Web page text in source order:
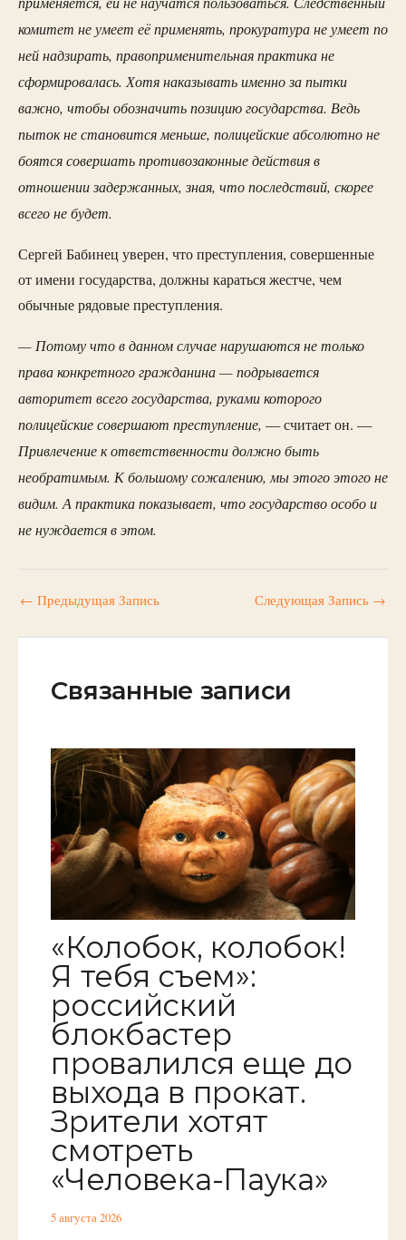
комитет не умеет её применять, прокуратура не умеет по
ней надзирать, правоприменительная практика не
сформировалась. Хотя наказывать именно за пытки
важно, чтобы обозначить позицию государства. Ведь
пыток не становится меньше, полицейские абсолютно не
боятся совершать противозаконные действия в
отношении задержанных, зная, что последствий, скорее
всего не будет.
Сергей Бабинец уверен, что преступления, совершенные
от имени государства, должны караться жестче, чем
обычные рядовые преступления.
— Потому что в данном случае нарушаются не только
права конкретного гражданина — подрывается
авторитет всего государства, руками которого
полицейские совершают преступление, — считает он. —
Привлечение к ответственности должно быть
необратимым. К большому сожалению, мы этого этого не
видим. А практика показывает, что государство особо и
не нуждается в этом.
← Предыдущая Запись Следующая Запись →
Связанные записи
«Колобок, колобок!
Я тебя съем»:
российский
блокбастер
провалился еще до
выхода в прокат.
Зрители хотят
смотреть
«Человека-Паука»
5 августа 2026